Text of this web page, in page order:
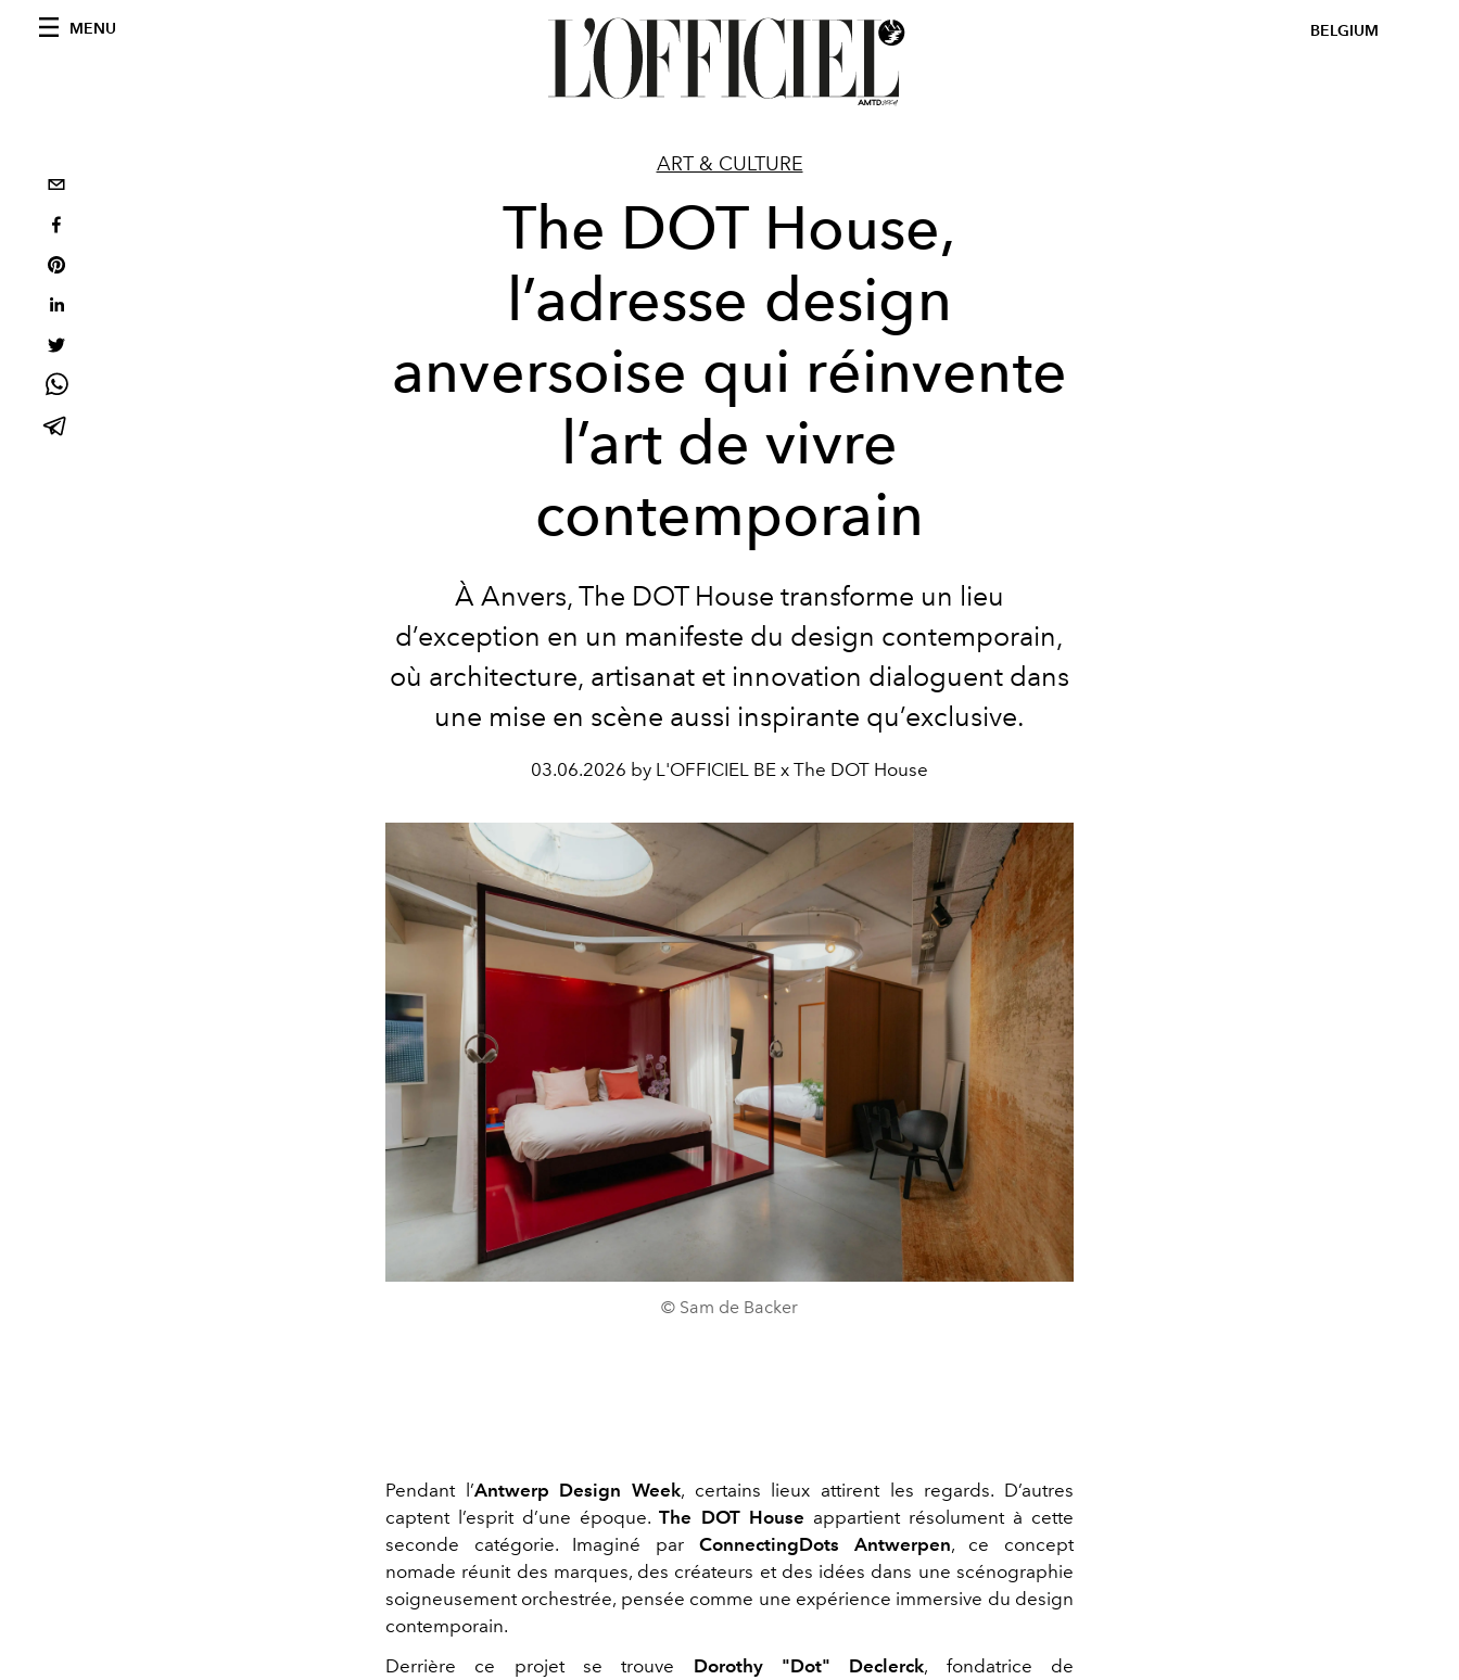
MENU BELGIUM
ART & CULTURE
The DOT House,
l’adresse design
anversoise qui réinvente
l’art de vivre
contemporain
À Anvers, The DOT House transforme un lieu
d’exception en un manifeste du design contemporain,
où architecture, artisanat et innovation dialoguent dans
une mise en scène aussi inspirante qu’exclusive.
03.06.2026 by L'OFFICIEL BE x The DOT House
© Sam de Backer
Pendant l’Antwerp Design Week, certains lieux attirent les regards. D’autres
captent l’esprit d’une époque.The DOT House appartient résolument à cette
seconde catégorie. Imaginé par ConnectingDots Antwerpen, ce concept
nomade réunit des marques, des créateurs et des idées dans une scénographie
soigneusement orchestrée, pensée comme une expérience immersive du design
contemporain.
Derrière ce projet se trouve Dorothy "Dot" Declerck, fondatrice de